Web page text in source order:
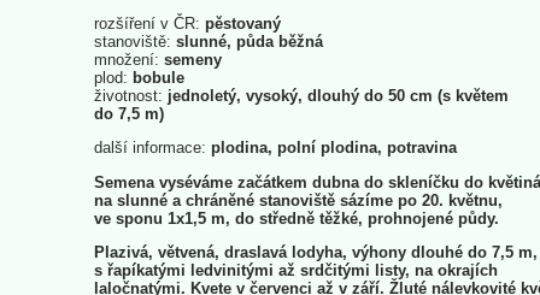
rozšíření v ČR: pěstovaný
stanoviště: slunné, půda běžná
množení: semeny
plod: bobule
životnost: jednoletý, vysoký, dlouhý do 50 cm (s květem
do 7,5 m)
další informace: plodina, polní plodina, potravina
Semena vyséváme začátkem dubna do skleníčku do
na slunné a chráněné stanoviště sázíme po 20. květnu,
ve sponu 1x1,5 m, do středně těžké, prohnojené půdy.
Plazivá, větvená, draslavá lodyha, výhony dlouhé do 7,5 m,
s řapíkatými ledvinitými až srdčitými listy, na okrajích
laločnatými. Kvete v červenci až v září. Žluté nálevkovité